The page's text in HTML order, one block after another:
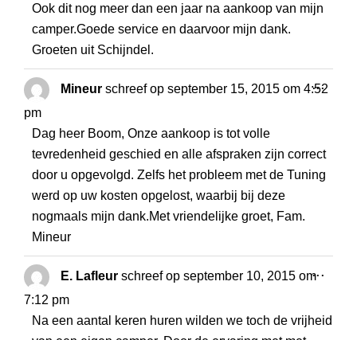
Ook dit nog meer dan een jaar na aankoop van mijn
camper.Goede service en daarvoor mijn dank.
Groeten uit Schijndel.
Mineur schreef op september 15, 2015 om 4:52
pm
Dag heer Boom, Onze aankoop is tot volle
tevredenheid geschied en alle afspraken zijn correct
door u opgevolgd. Zelfs het probleem met de Tuning
werd op uw kosten opgelost, waarbij bij deze
nogmaals mijn dank.Met vriendelijke groet, Fam.
Mineur
...
E. Lafleur schreef op september 10, 2015 om
7:12 pm
Na een aantal keren huren wilden we toch de vrijheid
...